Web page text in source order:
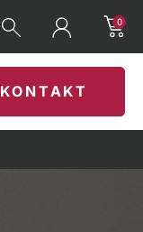
0
KONTAKT